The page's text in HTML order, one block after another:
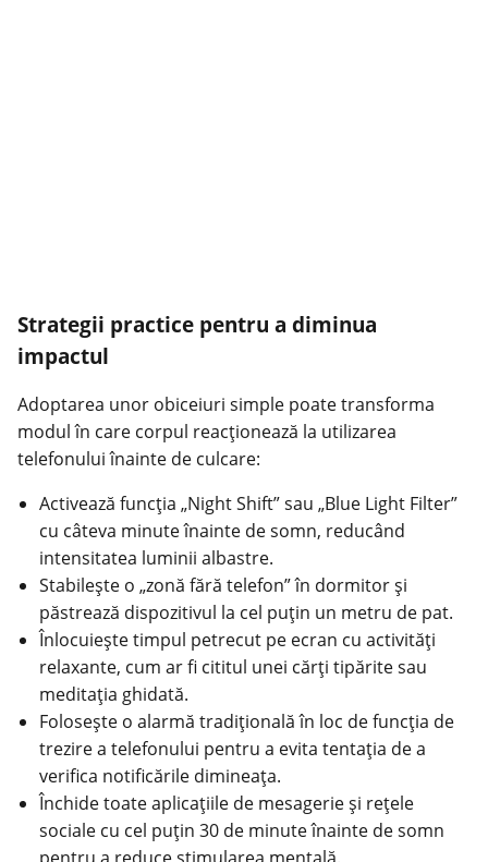
Strategii practice pentru a diminua
impactul
Adoptarea unor obiceiuri simple poate transforma
modul în care corpul reacționează la utilizarea
telefonului înainte de culcare:
Activează funcția „Night Shift” sau „Blue Light Filter”
cu câteva minute înainte de somn, reducând
intensitatea luminii albastre.
Stabilește o „zonă fără telefon” în dormitor și
păstrează dispozitivul la cel puțin un metru de pat.
Înlocuiește timpul petrecut pe ecran cu activități
relaxante, cum ar fi cititul unei cărți tipărite sau
meditația ghidată.
Folosește o alarmă tradițională în loc de funcția de
trezire a telefonului pentru a evita tentația de a
verifica notificările dimineața.
Închide toate aplicațiile de mesagerie și rețele
sociale cu cel puțin 30 de minute înainte de somn